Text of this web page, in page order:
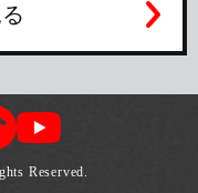
Reserved.